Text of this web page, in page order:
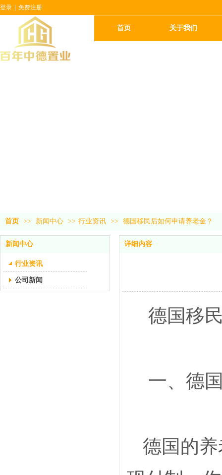
首页 关于我们
登录 免费注册
首页 >> 新闻中心 >> 行业资讯 >> 德国移民后如何申请养老金？
新闻中心
行业资讯
公司新闻
详细内容
德国移
一、德
德国的